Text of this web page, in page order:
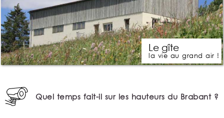
Le gîte
la vie au grand air !
Quel temps fait-il sur les hauteurs du Brabant ?
19:20